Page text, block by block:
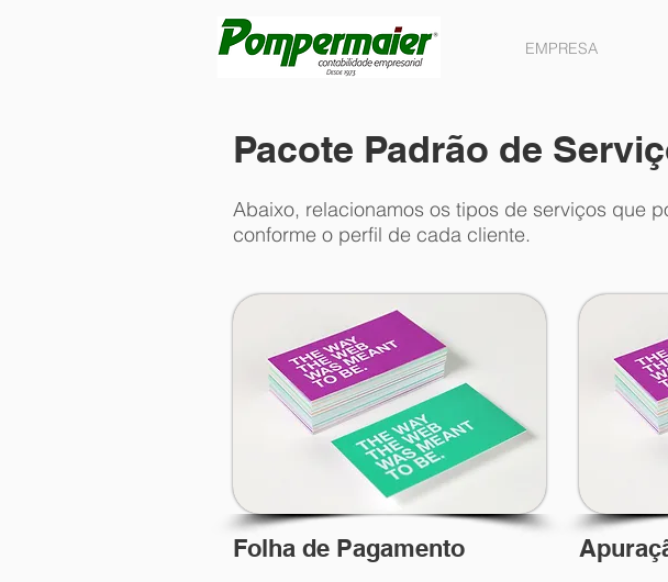
EMPRESA
Pacote Padrão de
Abaixo, relacionamos os tipos de serviços que
conforme o perfil de cada cliente.
Folha de Pagamento